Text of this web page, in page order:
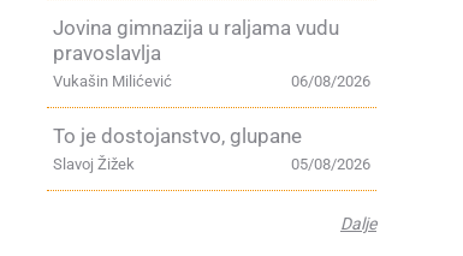
Jovina gimnazija u raljama vudu
pravoslavlja
06/08/2026
Vukašin Milićević
To je dostojanstvo, glupane
05/08/2026
Slavoj Žižek
Dalje